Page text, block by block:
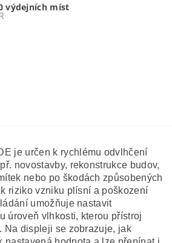
výdejních míst
je určen k rychlému odvlhčení
novostavby, rekonstrukce budov,
nebo po škodách způsobených
riziko vzniku plísní a poškození
umožňuje nastavit
úroveň vlhkosti, kterou přístroj
Na displeji se zobrazuje, jak